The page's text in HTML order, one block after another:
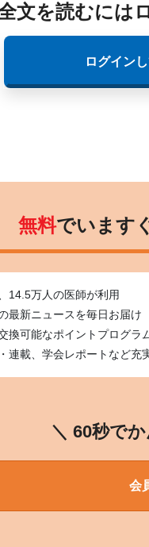
文を読むには
ログイン
無料でいます
14.5万人の医師が利用
最新ニュースを毎日お届け
換可能なポイントプログラ
連載、学会レポートなど充
＼ 60秒で
会